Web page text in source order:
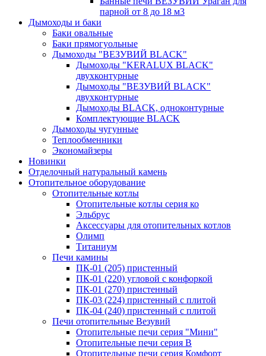
парной от 8 до 18 м3
Дымоходы и баки
Баки овальные
Баки прямогуольные
Дымоходы "ВЕЗУВИЙ BLACK"
Дымоходы "KERALUX BLACK"
двухконтурные
Дымоходы "ВЕЗУВИЙ BLACK"
двухконтурные
Дымоходы BLACK, одноконтурные
Комплектующие BLACK
Дымоходы чугунные
Теплообменники
Экономайзеры
Новинки
Отделочный натуральный камень
Отопительное оборудование
Отопительные котлы
Отопительные котлы серия ко
Эльбрус
Аксессуары для отопительных котлов
Олимп
Титаниум
Печи камины
ПК-01 (205) пристенный
ПК-01 (220) угловой с конфоркой
ПК-01 (270) пристенный
ПК-03 (224) пристенный с плитой
ПК-04 (240) пристенный с плитой
Печи отопительные Везувий
Отопительные печи серия "Мини"
Отопительные печи серия В
Отопительные печи серия Комфорт